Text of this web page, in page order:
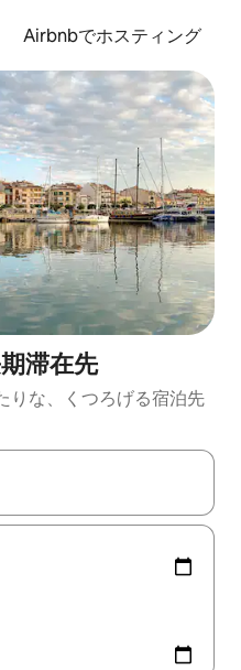
Airbnbでホスティング
滞在先
りな、くつろげる宿泊先
の矢印キーを使って移動するか